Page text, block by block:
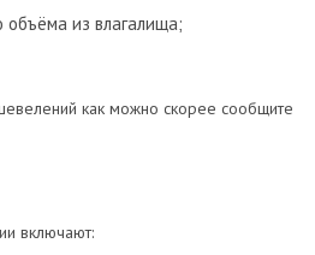
объёма из влагалища;
как можно скорее сообщите
включают: